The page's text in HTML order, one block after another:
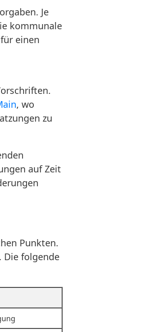
Je
kommunale
einen
, wo
zu
auf Zeit
Punkten.
Die folgende